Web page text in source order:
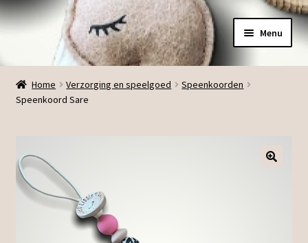
Ga
navigatie
Ga
de
inhoud
Menu
Menu
Home Verzorging en speelgoed
Speenkoorden
Speenkoord Sare